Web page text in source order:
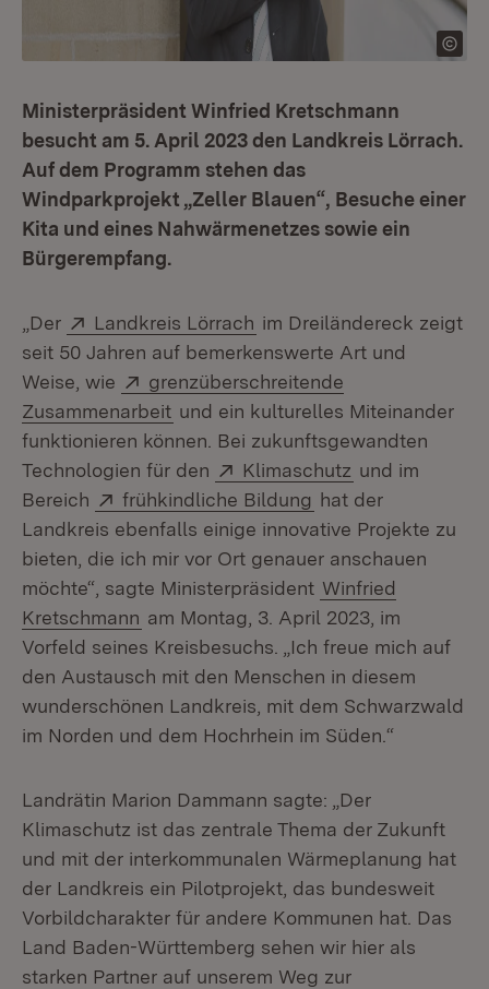
Ministerpräsident Winfried Kretschmann
besucht am 5. April 2023 den Landkreis Lörrach.
Auf dem Programm stehen das
Windparkprojekt „Zeller Blauen“, Besuche einer
Kita und eines Nahwärmenetzes sowie ein
Bürgerempfang.
„Der Extern:
Landkreis Lörrach (Öffnet in neuem Fenster)
im Dreiländereck zeigt
seit 50 Jahren auf bemerkenswerte Art und
Weise, wie
Extern:
grenzüberschreitende
Zusammenarbeit (Öffnet in neuem Fenster)
und ein kulturelles Miteinander
funktionieren können. Bei zukunftsgewandten
Technologien für den
Extern:
Klimaschutz (Öffnet in
und im
Bereich
Extern:
frühkindliche Bildung (Öffnet in neuem
hat der
Landkreis ebenfalls einige innovative Projekte zu
bieten, die ich mir vor Ort genauer anschauen
möchte“, sagte Ministerpräsident Winfried
Kretschmann am Montag, 3. April 2023, im
Vorfeld seines Kreisbesuchs. „Ich freue mich auf
den Austausch mit den Menschen in diesem
wunderschönen Landkreis, mit dem Schwarzwald
im Norden und dem Hochrhein im Süden.“
Landrätin Marion Dammann sagte: „Der
Klimaschutz ist das zentrale Thema der Zukunft
und mit der interkommunalen Wärmeplanung hat
der Landkreis ein Pilotprojekt, das bundesweit
Vorbildcharakter für andere Kommunen hat. Das
Land Baden-Württemberg sehen wir hier als
starken Partner auf unserem Weg zur